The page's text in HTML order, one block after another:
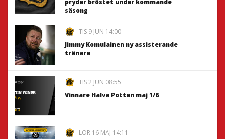
pryder bröstet under kommande
säsong
TIS 9 JUN 14:00
Jimmy Komulainen ny assisterande
tränare
TIS 2 JUN 08:55
Vinnare Halva Potten maj 1/6
LÖR 16 MAJ 14:11